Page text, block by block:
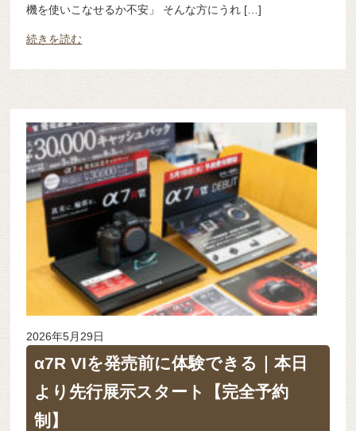
機を使いこなせるか不安」 そんな方にうれ […]
続きを読む
2026年5月29日
α7R VIを発売前に体験できる｜本日
より先行展示スタート【完全予約
制】